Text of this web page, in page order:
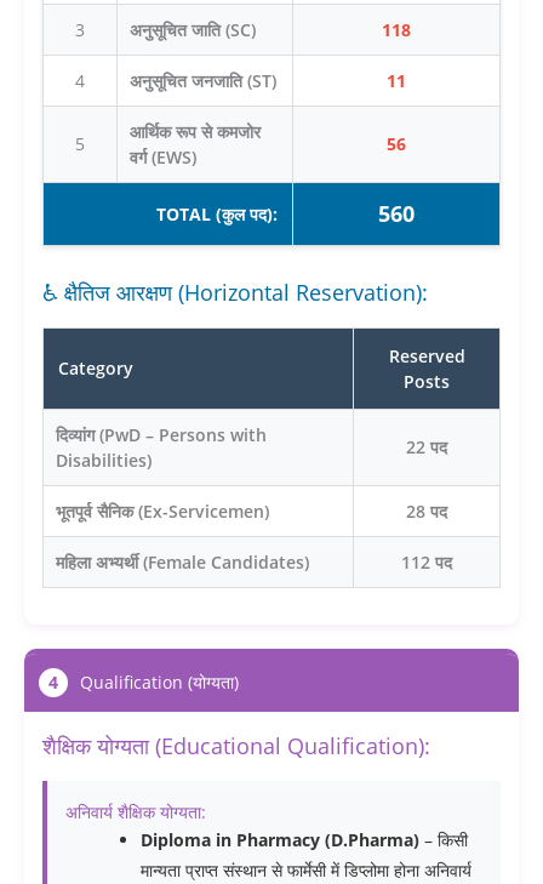
3 अनुसूचित जाति (SC) 118
4 अनुसूचित जनजाति (ST) 11
5
आर्थिक रूप से कमजोर
वर्ग (EWS)
56
TOTAL (कुल पद): 560
♿ क्षैतिज आरक्षण (Horizontal Reservation):
Category
Reserved
Posts
दिव्यांग (PwD – Persons with
Disabilities)
22 पद
भूतपूर्व सैनिक (Ex-Servicemen) 28 पद
महिला अभ्यर्थी (Female Candidates) 112 पद
4 Qualification (योग्यता)
शैक्षिक योग्यता (Educational Qualification):
अनिवार्य शैक्षिक योग्यता:
Diploma in Pharmacy (D.Pharma) – किसी
मान्यता प्राप्त संस्थान से फार्मेसी में डिप्लोमा होना अनिवार्य